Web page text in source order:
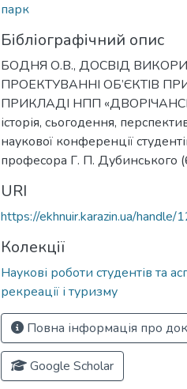
парк
Бібліографічний опис
БОДНЯ О.В., ДОСВІД
ПРОЕКТУВАННІ ОБ’ЄКТІВ
ПРИКЛАДІ НПП
історія, сьогодення,
наукової конференції
професора Г. П. Дубинського
URI
https://ekhnuir.karazin.ua/
Колекції
Наукові роботи студентів та
рекреації і туризму
Повна інформація про
Google Scholar